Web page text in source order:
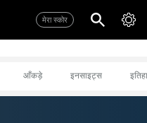
मेरा स्कोर
आँकड़े इनसाइट्स